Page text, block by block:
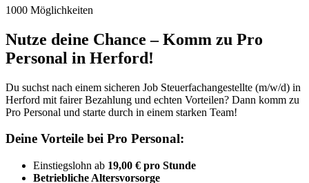
1000 Möglichkeiten
Nutze deine Chance – Komm zu Pro
Personal in Herford!
Du suchst nach einem sicheren Job Steuerfachangestellte (m/w/d) in
Herford mit fairer Bezahlung und echten Vorteilen? Dann komm zu
Pro Personal und starte durch in einem starken Team!
Deine Vorteile bei Pro Personal:
Einstiegslohn ab 19,00 € pro Stunde
Betriebliche Altersvorsorge